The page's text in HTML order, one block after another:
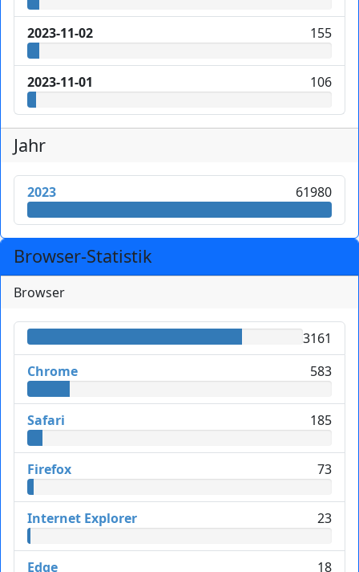
2023-11-02 155
2023-11-01 106
Jahr
2023 61980
Browser-Statistik
Browser
3161
Chrome
583
Safari 185
Firefox 73
Internet Explorer 23
Edge 18